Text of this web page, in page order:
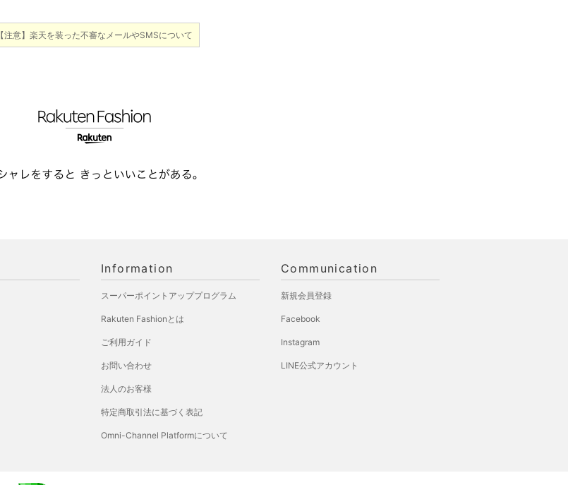
【注意】楽天を装った不審なメールやSMSについて
Information
スーパーポイントアッププログラム
Rakuten Fashionとは
ご利用ガイド
お問い合わせ
法人のお客様
特定商取引法に基づく表記
Omni-Channel Platformについて
Communication
新規会員登録
Facebook
Instagram
LINE公式アカウント